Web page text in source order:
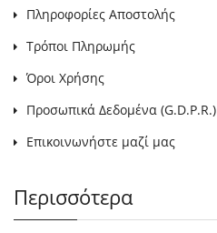
Πληροφορίες Αποστολής
Τρόποι Πληρωμής
Όροι Χρήσης
Προσωπικά Δεδομένα (G.D.P.R.)
Επικοινωνήστε μαζί μας
Περισσότερα